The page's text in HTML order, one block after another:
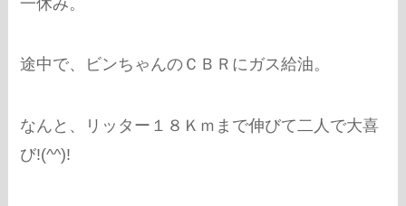
途中で、ビンちゃんのＣＢＲにガス給油。
なんと、リッター１８Ｋｍまで伸びて二人で大喜
び!(^^)!